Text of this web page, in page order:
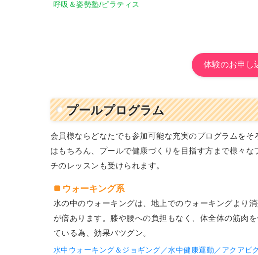
呼吸＆姿勢塾/ピラティス
体験のお申し
プールプログラム
会員様ならどなたでも参加可能な充実のプログラムを
はもちろん、プールで健康づくりを目指す方まで様々
チのレッスンも受けられます。
ウォーキング系
水の中のウォーキングは、地上でのウォーキングより
が倍あります。膝や腰への負担もなく、体全体の筋肉
ている為、効果バツグン。
水中ウォーキング＆ジョギング／水中健康運動／アクアビ